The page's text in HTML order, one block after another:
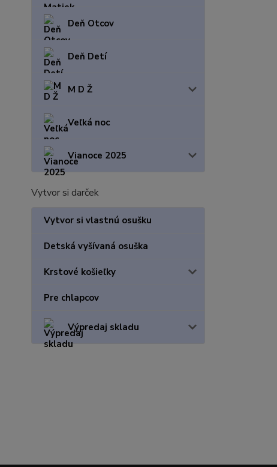
Deň Otcov
Deň Detí
M D Ž
Veľká noc
Vianoce 2025
Vytvor si darček
Vytvor si vlastnú osušku
Detská vyšívaná osuška
Krstové košieľky
Pre chlapcov
Výpredaj skladu